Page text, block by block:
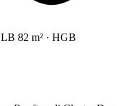
LB 82 m² · HGB